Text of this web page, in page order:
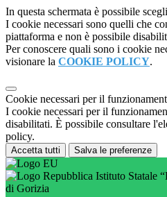
In questa schermata è possibile
I cookie necessari sono quelli che
piattaforma e non è possibile
Per conoscere quali sono i cookie
visionare la COOKIE POLICY.
Cookie necessari per il
I cookie necessari per il
disabilitati. È possibile consultare
policy.
Accetta tutti Salva le preferenze
Istituto Statale
di Gorizia